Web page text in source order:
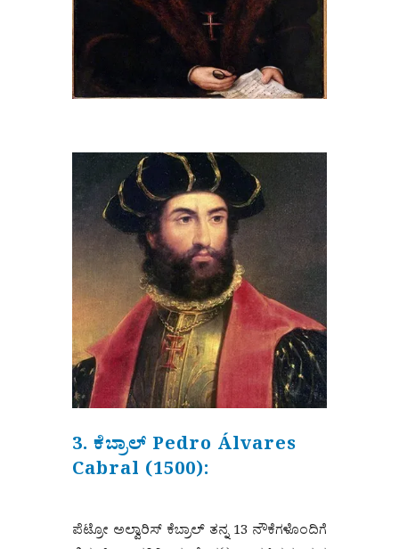
3. ಕೆಬ್ರಾಲ್ Pedro Álvares
Cabral (1500):
ಪೆಟ್ರೋ ಅಲ್ವಾರಿಸ್ ಕೆಬ್ರಾಲ್ ತನ್ನ 13 ನೌಕೆಗಳೊಂದಿಗೆ